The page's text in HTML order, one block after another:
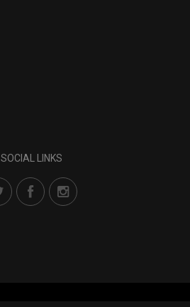
SOCIAL LINKS